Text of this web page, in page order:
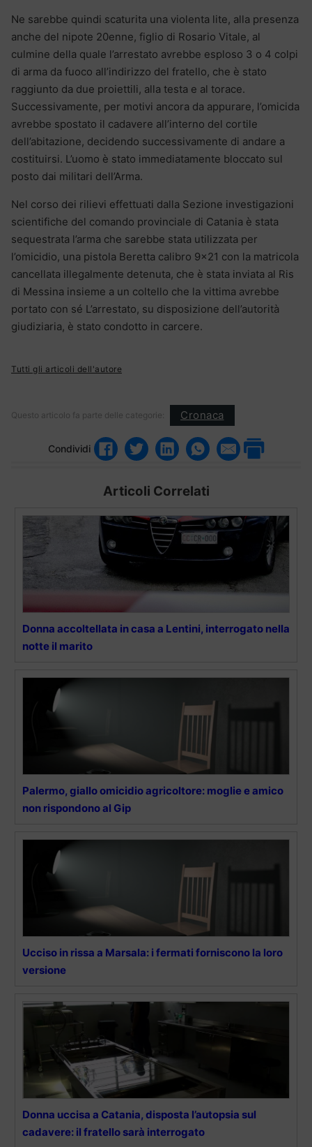
Ne sarebbe quindi scaturita una violenta lite, alla presenza
anche del nipote 20enne, figlio di Rosario Vitale, al
culmine della quale l’arrestato avrebbe esploso 3 o 4 colpi
di arma da fuoco all’indirizzo del fratello, che è stato
raggiunto da due proiettili, alla testa e al torace.
Successivamente, per motivi ancora da appurare, l’omicida
avrebbe spostato il cadavere all’interno del cortile
dell’abitazione, decidendo successivamente di andare a
costituirsi. L’uomo è stato immediatamente bloccato sul
posto dai militari dell’Arma.
Nel corso dei rilievi effettuati dalla Sezione investigazioni
scientifiche del comando provinciale di Catania è stata
sequestrata l’arma che sarebbe stata utilizzata per
l’omicidio, una pistola Beretta calibro 9×21 con la matricola
cancellata illegalmente detenuta, che è stata inviata al Ris
di Messina insieme a un coltello che la vittima avrebbe
portato con sé L’arrestato, su disposizione dell’autorità
giudiziaria, è stato condotto in carcere.
Tutti gli articoli dell'autore
Questo articolo fa parte delle categorie: Cronaca
Condividi
Articoli Correlati
Donna accoltellata in casa a Lentini, interrogato nella
notte il marito
Palermo, giallo omicidio agricoltore: moglie e amico
non rispondono al Gip
Ucciso in rissa a Marsala: i fermati forniscono la loro
versione
Donna uccisa a Catania, disposta l’autopsia sul
cadavere: il fratello sarà interrogato